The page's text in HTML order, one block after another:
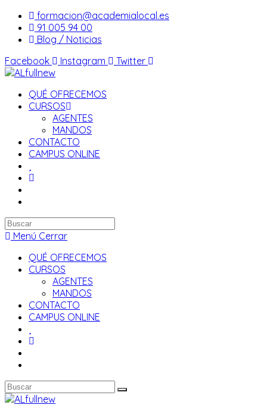
Saltar
contenido
formacion@academialocal.es
91 005 94 00
Blog / Noticias
Facebook
Instagram Twitter
QUÉ OFRECEMOS
CURSOS
AGENTES
MANDOS
CONTACTO
CAMPUS ONLINE
Buscar
en
web
Menú Cerrar
QUÉ OFRECEMOS
CURSOS
AGENTES
MANDOS
CONTACTO
CAMPUS ONLINE